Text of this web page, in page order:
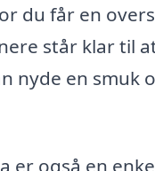
du får en
står klar til
nyde en smuk
også en